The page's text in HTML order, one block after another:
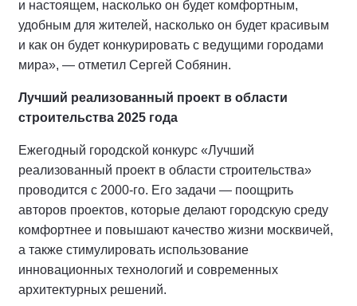
и настоящем, насколько он будет комфортным,
удобным для жителей, насколько он будет красивым
и как он будет конкурировать с ведущими городами
мира», — отметил Сергей Собянин.
Лучший реализованный проект в области
строительства 2025 года
Ежегодный городской конкурс «Лучший
реализованный проект в области строительства»
проводится с 2000-го. Его задачи — поощрить
авторов проектов, которые делают городскую среду
комфортнее и повышают качество жизни москвичей,
а также стимулировать использование
инновационных технологий и современных
архитектурных решений.